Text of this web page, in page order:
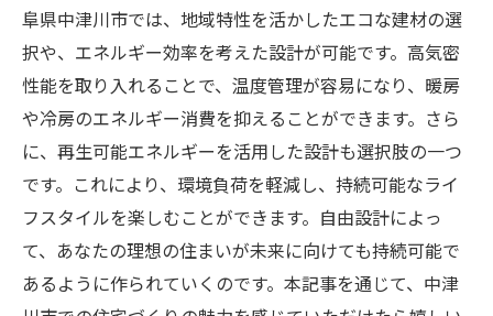
阜県中津川市では、地域特性を活かしたエコな建材の選
択や、エネルギー効率を考えた設計が可能です。高気密
性能を取り入れることで、温度管理が容易になり、暖房
や冷房のエネルギー消費を抑えることができます。さら
に、再生可能エネルギーを活用した設計も選択肢の一つ
です。これにより、環境負荷を軽減し、持続可能なライ
フスタイルを楽しむことができます。自由設計によっ
て、あなたの理想の住まいが未来に向けても持続可能で
あるように作られていくのです。本記事を通じて、中津